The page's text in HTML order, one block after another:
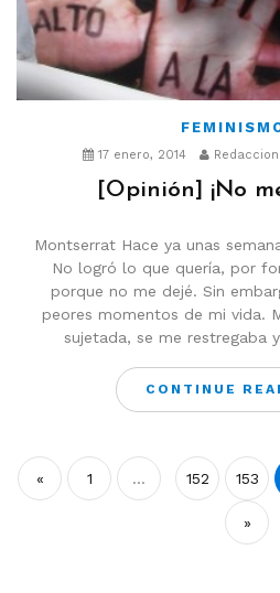
17 enero, 2014 Redaccion
[Opinión] ¡No
Montserrat Hace ya unas
No logró lo que quería, por
porque no me dejé. Sin
peores momentos de mi vida.
sujetada, se me restregaba
CONTINUE
Paginación
de
« 1 … 152 153
»